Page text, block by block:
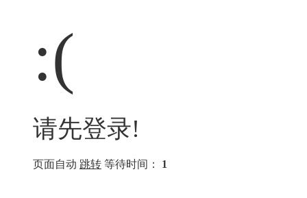
:(
请先登录!
页面自动 跳转 等待时间： 1